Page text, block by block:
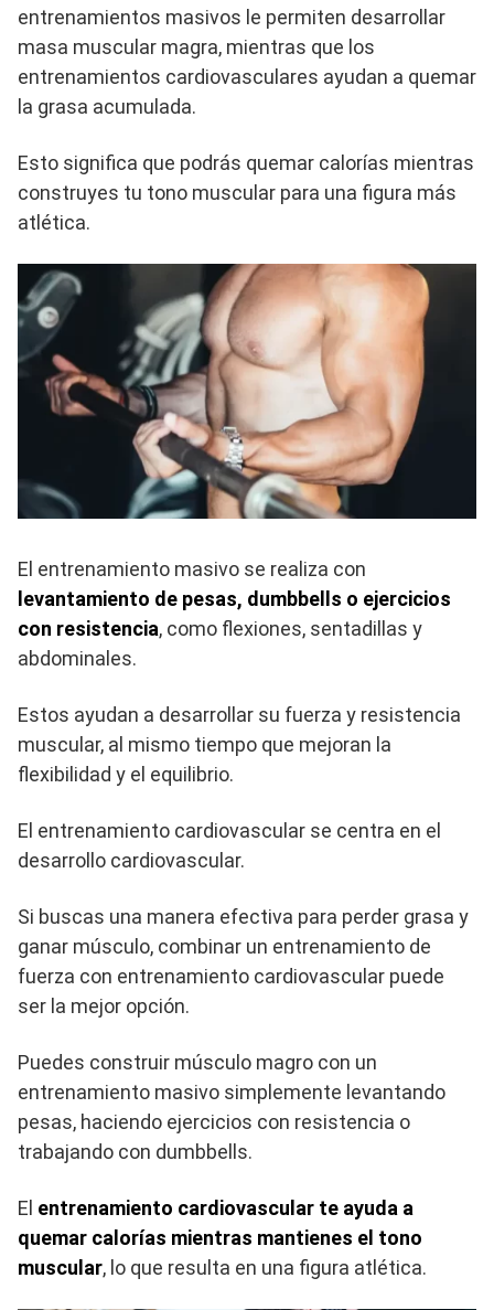
entrenamientos masivos le permiten desarrollar
masa muscular magra, mientras que los
entrenamientos cardiovasculares ayudan a quemar
la grasa acumulada.
Esto significa que podrás quemar calorías mientras
construyes tu tono muscular para una figura más
atlética.
El entrenamiento masivo se realiza con
levantamiento de pesas, dumbbells o ejercicios
con resistencia, como flexiones, sentadillas y
abdominales.
Estos ayudan a desarrollar su fuerza y resistencia
muscular, al mismo tiempo que mejoran la
flexibilidad y el equilibrio.
El entrenamiento cardiovascular se centra en el
desarrollo cardiovascular.
Si buscas una manera efectiva para perder grasa y
ganar músculo, combinar un entrenamiento de
fuerza con entrenamiento cardiovascular puede
ser la mejor opción.
Puedes construir músculo magro con un
entrenamiento masivo simplemente levantando
pesas, haciendo ejercicios con resistencia o
trabajando con dumbbells.
El entrenamiento cardiovascular te ayuda a
quemar calorías mientras mantienes el tono
muscular, lo que resulta en una figura atlética.